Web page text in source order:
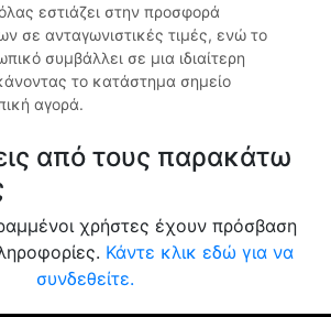
εστιάζει στην προσφορά
σε ανταγωνιστικές τιμές, ενώ το
συμβάλλει σε μια ιδιαίτερη
το κατάστημα σημείο
αγορά.
από τους παρακάτω
χρήστες έχουν πρόσβαση
Κάντε κλικ εδώ για να
συνδεθείτε.